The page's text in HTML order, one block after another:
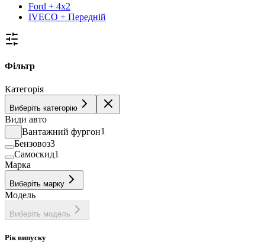
Ford + 4х2
IVECO + Передній
Фільтр
Категорія
Виберіть категорію
Види авто
Вантажний фургон1
Бензовоз3
Самоскид1
Марка
Виберіть марку
Модель
Виберіть модель
Рік випуску